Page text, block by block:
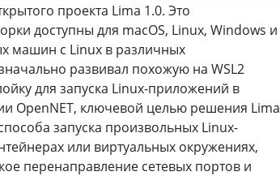
проекта Lima 1.0. Это
доступны для macOS, Linux, Windows и
машин с Linux в различных
развивал похожую на WSL2
для запуска Linux-приложений в
OpenNET, ключевой целью решения Lima
запуска произвольных Linux-
или виртуальных окружениях,
перенаправление сетевых портов и